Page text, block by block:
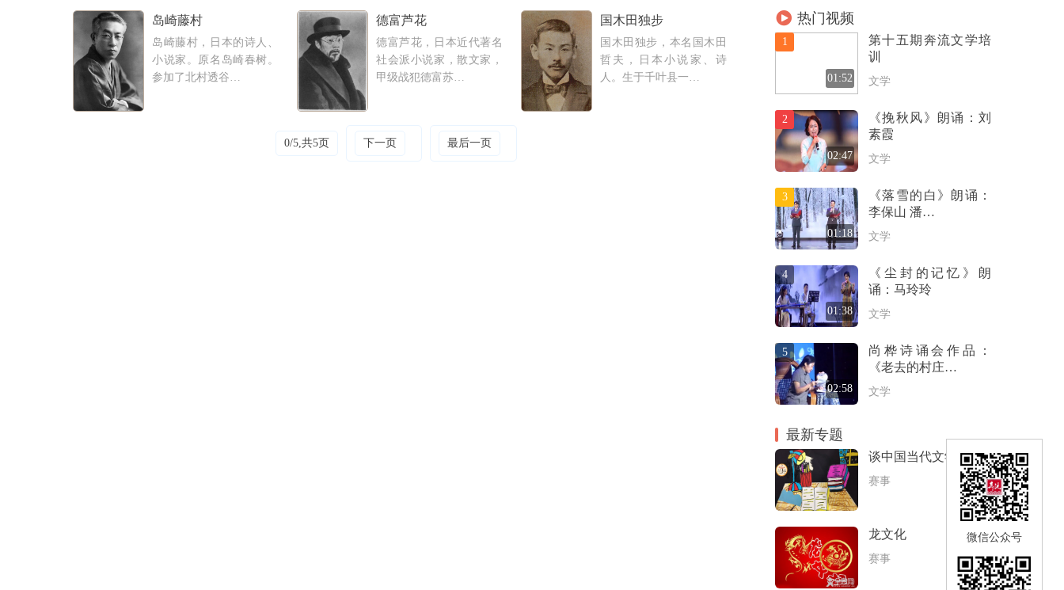
岛崎藤村
岛崎藤村，日本的诗人、
小说家。原名岛崎春树。
参加了北村透谷…
德富芦花
德富芦花，日本近代著名
社会派小说家，散文家，
甲级战犯德富苏…
国木田独步
国木田独步，本名国木田
哲夫，日本小说家、诗
人。生于千叶县一…
0/5,共5页 下一页 最后一页
热门视频
1
01:52
第十五期奔流文学培
训
文学
2
02:47
《挽秋风》朗诵：刘
素霞
文学
3
01:18
《落雪的白》朗诵：
李保山 潘…
文学
4
01:38
《尘封的记忆》朗
诵：马玲玲
文学
5
02:58
尚桦诗诵会作品：
《老去的村庄…
文学
最新专题
谈中国当代文学
赛事
龙文化
赛事
微信公众号